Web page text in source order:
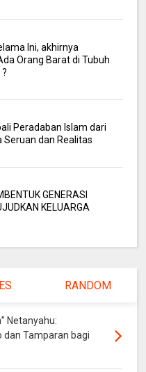
Ini, akhirnya
Orang Barat di Tubuh
Peradaban Islam dari
dan Realitas
GENERASI
KELUARGA
RANDOM
Netanyahu:
dan Tamparan bagi